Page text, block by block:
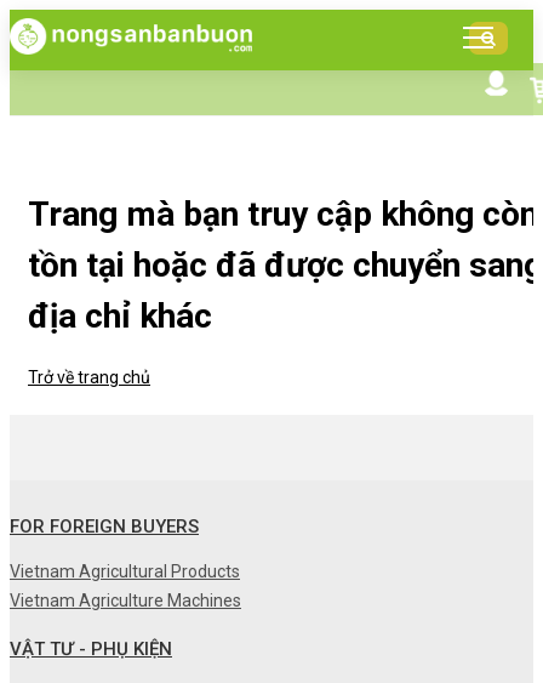
MỤC
Trang mà bạn truy cập không còn
tồn tại hoặc đã được chuyển sang
địa chỉ khác
Trở về trang chủ
FOR FOREIGN BUYERS
Vietnam Agricultural Products
Vietnam Agriculture Machines
VẬT TƯ - PHỤ KIỆN